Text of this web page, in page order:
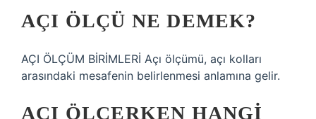
AÇI ÖLÇÜ NE DEMEK?
AÇI ÖLÇÜM BİRİMLERİ Açı ölçümü, açı kolları
arasındaki mesafenin belirlenmesi anlamına gelir.
AÇI ÖLÇERKEN HANGI